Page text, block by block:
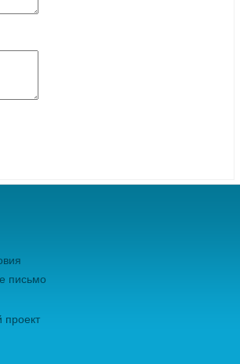
письмо
проект